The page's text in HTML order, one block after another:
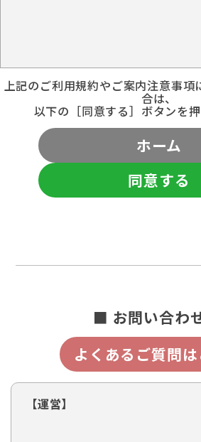
上記のご利用規約やご案内注意事項
合は、
以下の［同意する］ボタンを押
ホーム
同意する
■ お問い合わ
よくあるご質問は
【運営】